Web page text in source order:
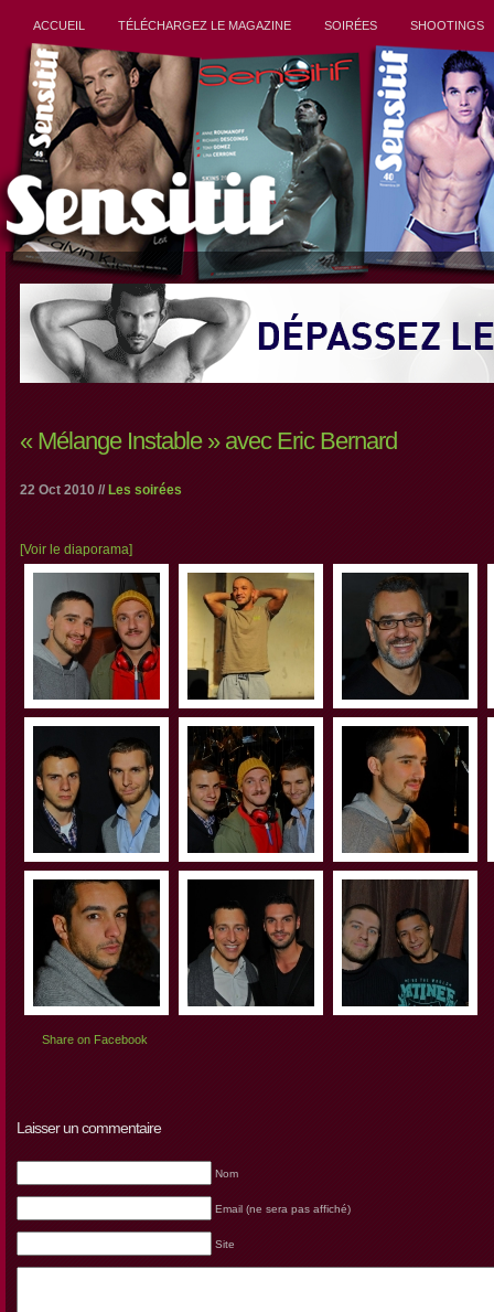
ACCUEIL TÉLÉCHARGEZ LE MAGAZINE SOIRÉES SHOOTINGS
« Mélange Instable » avec Eric Bernard
22 Oct 2010 // Les soirées
[Voir le diaporama]
Share on Facebook
Laisser un commentaire
Nom
Email (ne sera pas affiché)
Site